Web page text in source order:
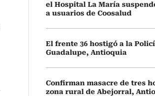
el Hospital La María
a usuarios de Coosalud
El frente 36 hostigó a la
Guadalupe, Antioquia
Confirman masacre de tres
zona rural de Abejorral,